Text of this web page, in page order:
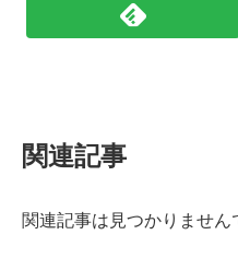
関連記事
関連記事は見つかりません